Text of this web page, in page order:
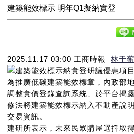
建築能效標示 明年Q1擬納實登
2025.11.17 03:00 工商時報 林于蘅
為推廣低碳建築能效標章，內政部
調整實價登錄查詢系統、於平台揭
修法將建築能效標示納入不動產說
交易資訊。
建研所表示，未來民眾購屋選擇取